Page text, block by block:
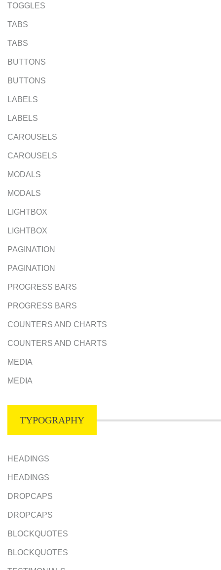
TOGGLES
TABS
TABS
BUTTONS
BUTTONS
LABELS
LABELS
CAROUSELS
CAROUSELS
MODALS
MODALS
LIGHTBOX
LIGHTBOX
PAGINATION
PAGINATION
PROGRESS BARS
PROGRESS BARS
COUNTERS AND CHARTS
COUNTERS AND CHARTS
MEDIA
MEDIA
TYPOGRAPHY
HEADINGS
HEADINGS
DROPCAPS
DROPCAPS
BLOCKQUOTES
BLOCKQUOTES